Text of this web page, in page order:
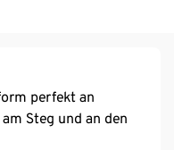
perfekt an
Steg und an den